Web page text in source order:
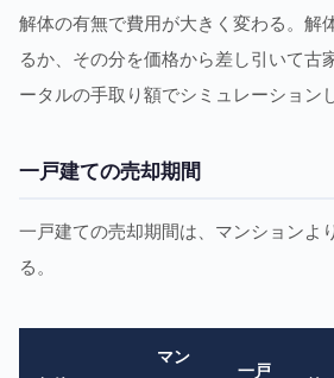
解体の有無で費用が大きく変わる。解
るか、その分を価格から差し引いて古
ータルの手取り額でシミュレーション
一戸建ての売却期間
一戸建ての売却期間は、マンションよ
る。
マン
一戸